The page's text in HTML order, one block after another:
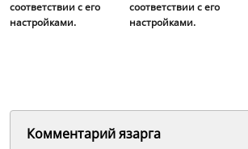
соответствии с его
настройками.
соответствии с его
настройками.
Комментарий язарга